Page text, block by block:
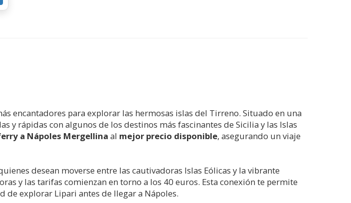
encantadores para explorar las hermosas islas del Tirreno. Situado en una
y rápidas con algunos de los destinos más fascinantes de Sicilia y las Islas
a Nápoles Mergellina al mejor precio disponible, asegurando un viaje
desean moverse entre las cautivadoras Islas Eólicas y la vibrante
y las tarifas comienzan en torno a los 40 euros. Esta conexión te permite
explorar Lipari antes de llegar a Nápoles.